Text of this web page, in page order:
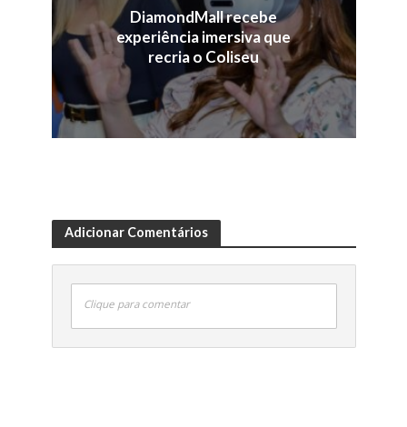
DiamondMall recebe
experiência imersiva que
recria o Coliseu
Adicionar Comentários
Clique para comentar